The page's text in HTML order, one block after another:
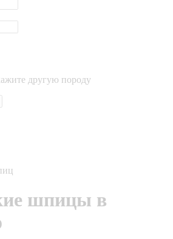
другую породу
шпицы в